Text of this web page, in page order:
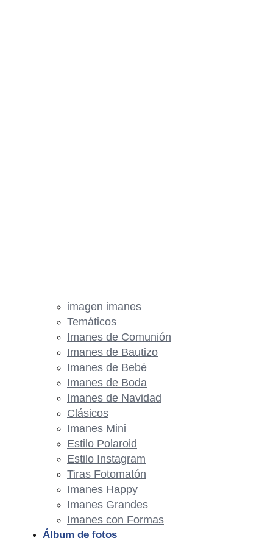
imagen imanes
Temáticos
Imanes de Comunión
Imanes de Bautizo
Imanes de Bebé
Imanes de Boda
Imanes de Navidad
Clásicos
Imanes Mini
Estilo Polaroid
Estilo Instagram
Tiras Fotomatón
Imanes Happy
Imanes Grandes
Imanes con Formas
Álbum de fotos